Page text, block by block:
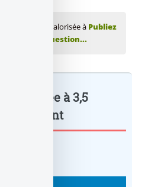
: Bitpanda valorisée à Publiez
votre question...
valorisée à 3,5
également